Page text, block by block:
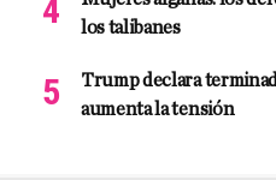
los talibanes
Trump declara
aumenta la tensión